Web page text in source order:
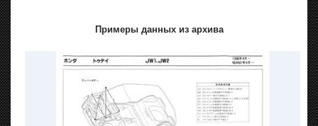
Примеры данных из архива